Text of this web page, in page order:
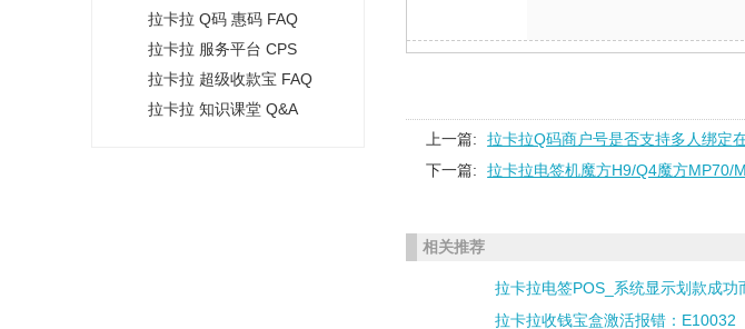
拉卡拉 Q码 惠码 FAQ
拉卡拉 服务平台 CPS
拉卡拉 超级收款宝 FAQ
拉卡拉 知识课堂 Q&A
上一篇:
拉卡拉Q码商户号是否支持多人绑定
下一篇:
拉卡拉电签机魔方H9/Q4魔方MP70/
相关推荐
拉卡拉电签POS_系统显示划款成功
拉卡拉收钱宝盒激活报错：E10032